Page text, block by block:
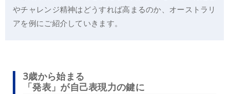
やチャレンジ精神はどうすれば高まるのか、オーストラリ
アを例にご紹介していきます。
3歳から始まる
「発表」が自己表現力の鍵に